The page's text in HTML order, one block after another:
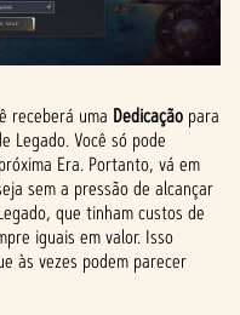
receberá uma Dedicação para
Legado. Você só pode
Era. Portanto, vá em
sem a pressão de alcançar
que tinham custos de
iguais em valor. Isso
às vezes podem parecer